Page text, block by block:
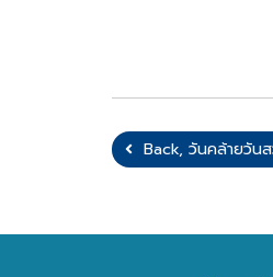
Back, วันคล้ายวัน